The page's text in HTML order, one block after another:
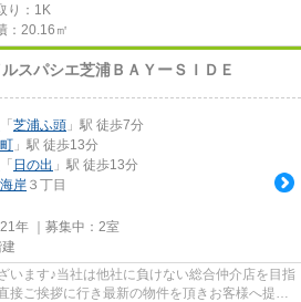
り：1K
：20.16㎡
スパシエ芝浦ＢＡＹーＳＩＤＥ
「 芝浦ふ頭 」駅 徒歩7分
」駅 徒歩13分
「 日の出 」駅 徒歩13分
海岸 ３丁目
年 ｜募集中： 2室
います♪当社は他社に負けない総合仲介店を目指
接ご挨拶に行き最新の物件を頂きお客様へ提供